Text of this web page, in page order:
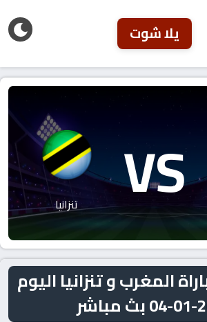
يلا شوت
VS تنزانيا
المغرب و تنزانيا اليوم